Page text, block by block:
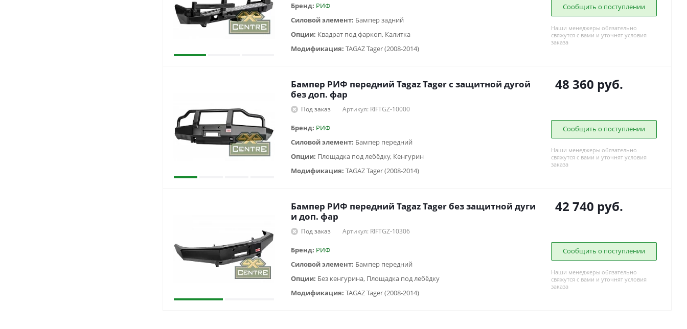
Бренд: РИФ
Силовой элемент: Бампер задний
Опции: Квадрат под фаркоп, Калитка
Модификация: TAGAZ Tager (2008-2014)
Сообщить о поступлении
Наши менеджеры обязательно
свяжутся с вами и уточнят условия
заказа
Бампер РИФ передний Tagaz Tager с защитной дугой
без доп. фар
Под заказ Артикул: RIFTGZ-10000
Бренд: РИФ
Силовой элемент: Бампер передний
Опции: Площадка под лебёдку, Кенгурин
Модификация: TAGAZ Tager (2008-2014)
48 360 руб.
Сообщить о поступлении
Наши менеджеры обязательно
свяжутся с вами и уточнят условия
заказа
Бампер РИФ передний Tagaz Tager без защитной дуги
и доп. фар
Под заказ Артикул: RIFTGZ-10306
Бренд: РИФ
Силовой элемент: Бампер передний
Опции: Без кенгурина, Площадка под лебёдку
Модификация: TAGAZ Tager (2008-2014)
42 740 руб.
Сообщить о поступлении
Наши менеджеры обязательно
свяжутся с вами и уточнят условия
заказа